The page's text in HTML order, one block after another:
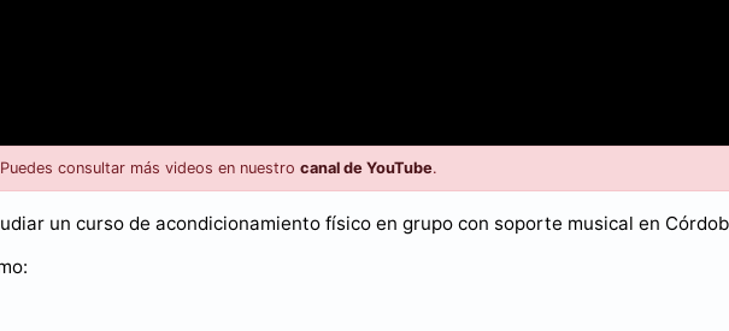
Puedes consultar más videos en nuestro canal de YouTube.
un curso de acondicionamiento físico en grupo con soporte musical en